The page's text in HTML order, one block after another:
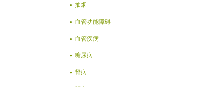
抽烟
血管功能障碍
血管疾病
糖尿病
肾病